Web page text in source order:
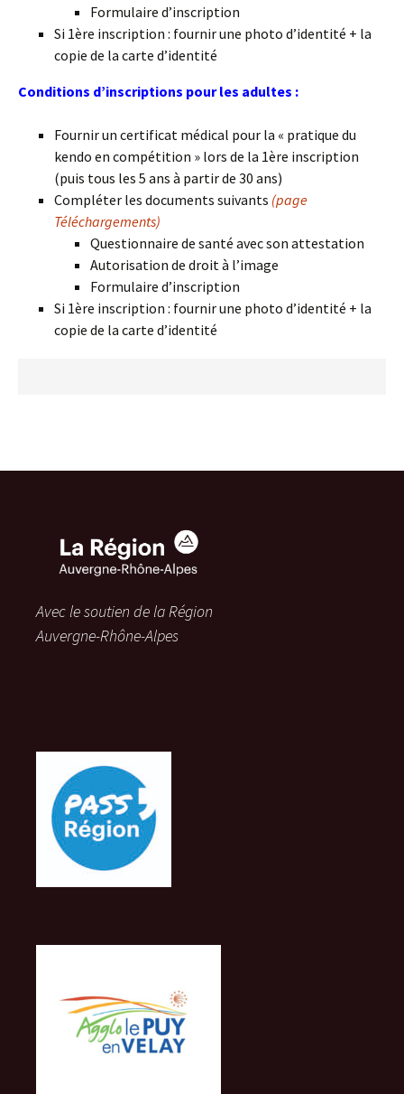
Formulaire d’inscription
Si 1ère inscription : fournir une photo d’identité + la
copie de la carte d’identité
Conditions d’inscriptions pour les adultes :
Fournir un certificat médical pour la « pratique du
kendo en compétition » lors de la 1ère inscription
(puis tous les 5 ans à partir de 30 ans)
Compléter les documents suivants (page
Téléchargements)
Questionnaire de santé avec son attestation
Autorisation de droit à l’image
Formulaire d’inscription
Si 1ère inscription : fournir une photo d’identité + la
copie de la carte d’identité
Avec le soutien de la Région
Auvergne-Rhône-Alpes